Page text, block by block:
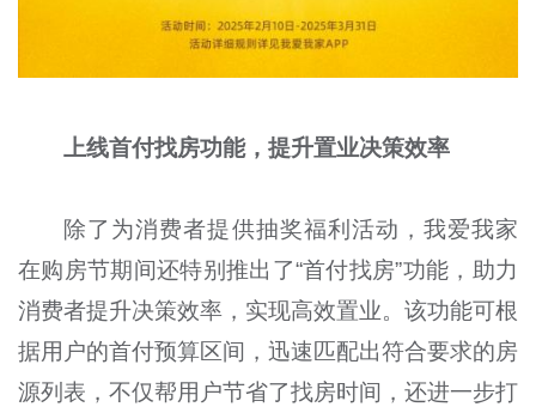
上线首付找房功能，提升置业决策效率
除了为消费者提供抽奖福利活动，我爱我家
在购房节期间还特别推出了“首付找房”功能，助力
消费者提升决策效率，实现高效置业。该功能可根
据用户的首付预算区间，迅速匹配出符合要求的房
源列表，不仅帮用户节省了找房时间，还进一步打